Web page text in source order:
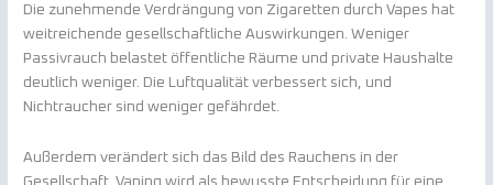
Die zunehmende Verdrängung von Zigaretten durch Vapes hat
weitreichende gesellschaftliche Auswirkungen. Weniger
Passivrauch belastet öffentliche Räume und private Haushalte
deutlich weniger. Die Luftqualität verbessert sich, und
Nichtraucher sind weniger gefährdet.
Außerdem verändert sich das Bild des Rauchens in der
Gesellschaft. Vaping wird als bewusste Entscheidung für eine